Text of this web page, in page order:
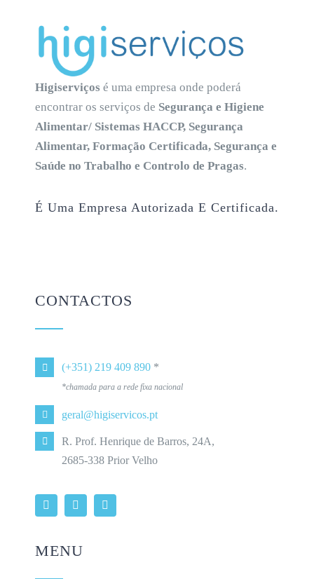
Higiserviços é uma empresa onde poderá
encontrar os serviços de Segurança e Higiene
Alimentar/ Sistemas HACCP, Segurança
Alimentar, Formação Certificada, Segurança e
Saúde no Trabalho e Controlo de Pragas.
É Uma Empresa Autorizada E Certificada.
CONTACTOS
(+351) 219 409 890 *
*chamada para a rede fixa nacional
geral@higiservicos.pt
R. Prof. Henrique de Barros, 24A,
2685-338 Prior Velho
MENU